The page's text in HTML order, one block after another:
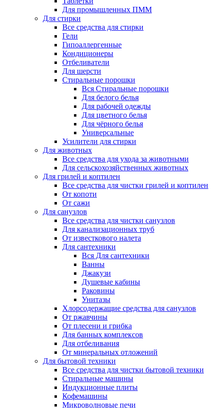
Для промышленных ПММ
Для стирки
Все средства для стирки
Гели
Гипоаллергенные
Кондиционеры
Отбеливатели
Для шерсти
Стиральные порошки
Вся Стиральные порошки
Для белого белья
Для рабочей одежды
Для цветного белья
Для чёрного белья
Универсальные
Усилители для стирки
Для животных
Все средства для ухода за животными
Для сельскохозяйственных животных
Для грилей и коптилен
Все средства для чистки грилей и коптилен
От копоти
От сажи
Для санузлов
Все средства для чистки санузлов
Для канализационных труб
От известкового налета
Для сантехники
Вся Для сантехники
Ванны
Джакузи
Душевые кабины
Раковины
Унитазы
Хлорсодержащие средства для санузлов
От ржавчины
От плесени и грибка
Для банных комплексов
Для отбеливания
От минеральных отложений
Для бытовой техники
Все средства для чистки бытовой техники
Стиральные машины
Индукционные плиты
Кофемашины
Микроволновые печи